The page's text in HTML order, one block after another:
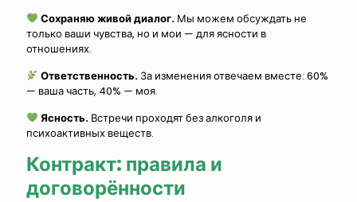
Сохраняю живой диалог.Мы можем обсуждать не
только ваши чувства, но и мои — для ясности в
отношениях.
Ответственность.За изменения отвечаем вместе: 60%
— ваша часть, 40% — моя.
Ясность.Встречи проходят без алкоголя и
психоактивных веществ.
Контракт: правила и
договорённости